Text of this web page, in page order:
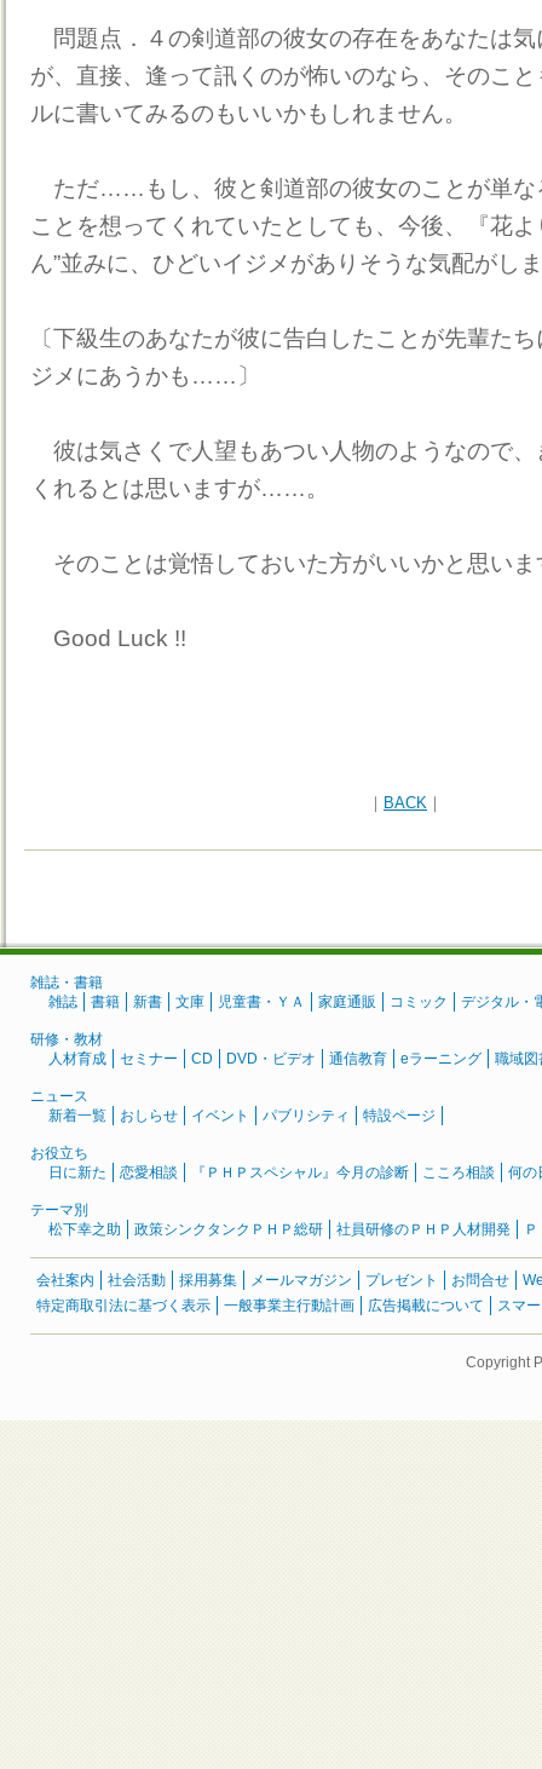
問題点．４の剣道部の彼女の存在をあなたは気
が、直接、逢って訊くのが怖いのなら、そのこ
ルに書いてみるのもいいかもしれません。
ただ……もし、彼と剣道部の彼女のことが単な
ことを想ってくれていたとしても、今後、『花
ん”並みに、ひどいイジメがありそうな気配がし
〔下級生のあなたが彼に告白したことが先輩た
ジメにあうかも……〕
彼は気さくで人望もあつい人物のようなので
くれるとは思いますが……。
そのことは覚悟しておいた方がいいかと思いま
Good Luck !!
｜ BACK ｜
雑誌・書籍
雑誌
書籍 新書 文庫 児童書・ＹＡ 家庭通販 コミック デジタル・
研修・教材
人材育成
セミナー CD DVD・ビデオ 通信教育 eラーニング 職域図
ニュース
新着一覧
おしらせ イベント パブリシティ 特設ページ
お役立ち
日に新た
恋愛相談 『ＰＨＰスペシャル』今月の診断 こころ相談 何の
テーマ別
松下幸之助
政策シンクタンクＰＨＰ総研 社員研修のＰＨＰ人材開発
会社案内 社会活動 採用募集 メールマガジン プレゼント お問合せ
特定商取引法に基づく表示
一般事業主行動計画 広告掲載について スマ
Copyright